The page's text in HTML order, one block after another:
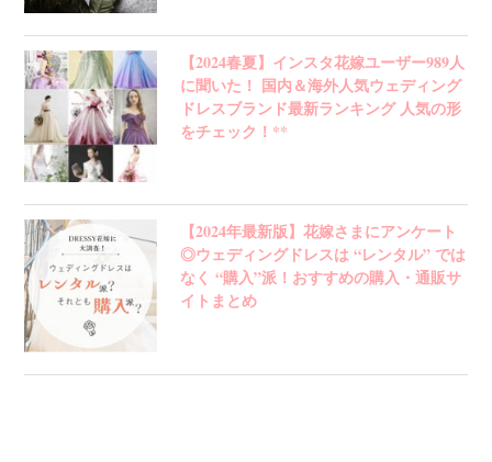
【2024春夏】インスタ花嫁ユーザー989人
に聞いた！ 国内＆海外人気ウェディング
ドレスブランド最新ランキング 人気の形
をチェック！**
【2024年最新版】花嫁さまにアンケート
◎ウェディングドレスは “レンタル” では
なく “購入”派！おすすめの購入・通販サ
イトまとめ